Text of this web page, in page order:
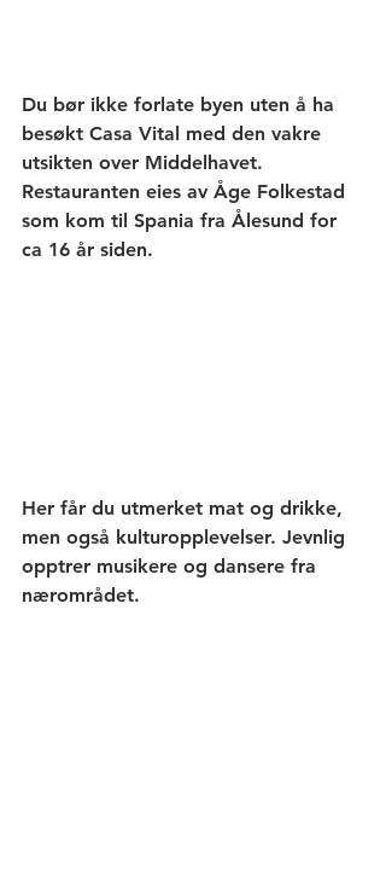
Du bør ikke forlate byen uten å ha
besøkt Casa Vital med den vakre
utsikten over Middelhavet.
Restauranten eies av Åge Folkestad
som kom til Spania fra Ålesund for
ca 16 år siden.
Her får du utmerket mat og drikke,
men også kulturopplevelser. Jevnlig
opptrer musikere og dansere fra
nærområdet.